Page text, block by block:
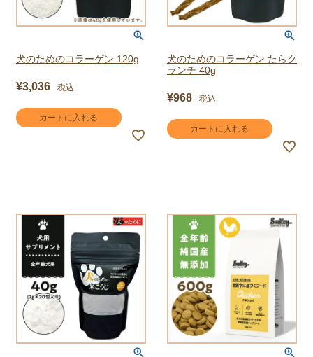
犬のためのコラーゲン 120g
¥3,036 税込
カートに入れる
犬のためのコラーゲン たらク
ランチ 40g
¥968 税込
カートに入れる